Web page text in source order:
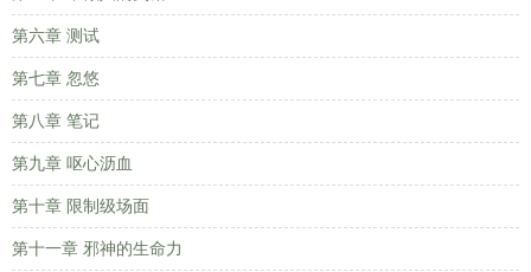
第六章 测试
第七章 忽悠
第八章 笔记
第九章 呕心沥血
第十章 限制级场面
第十一章 邪神的生命力